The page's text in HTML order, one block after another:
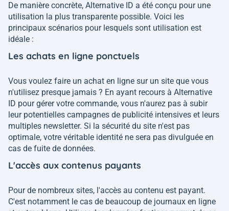
De manière concrète, Alternative ID a été conçu pour une
utilisation la plus transparente possible. Voici les
principaux scénarios pour lesquels sont utilisation est
idéale :
Les achats en ligne ponctuels
Vous voulez faire un achat en ligne sur un site que vous
n'utilisez presque jamais ? En ayant recours à Alternative
ID pour gérer votre commande, vous n'aurez pas à subir
leur potentielles campagnes de publicité intensives et leurs
multiples newsletter. Si la sécurité du site n'est pas
optimale, votre véritable identité ne sera pas divulguée en
cas de fuite de données.
L'accès aux contenus payants
Pour de nombreux sites, l'accès au contenu est payant.
C'est notamment le cas de beaucoup de journaux en ligne